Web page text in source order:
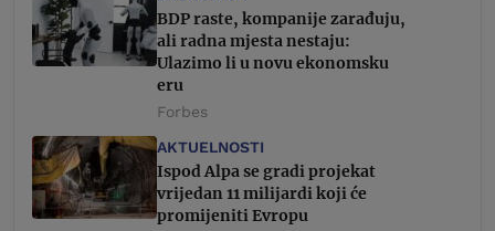
BDP raste, kompanije zarađuju,
ali radna mjesta nestaju:
Ulazimo li u novu ekonomsku
eru
Forbes
AKTUELNOSTI
Ispod Alpa se gradi projekat
vrijedan 11 milijardi koji će
promijeniti Evropu